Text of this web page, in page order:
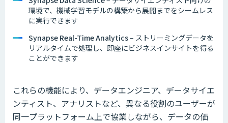
環境で、機械学習モデルの構築から展開までをシームレス
に実行できます
Synapse Real-Time Analytics– ストリーミングデータを
リアルタイムで処理し、即座にビジネスインサイトを得る
ことができます
これらの機能により、データエンジニア、データサイエ
ンティスト、アナリストなど、異なる役割のユーザーが
同一プラットフォーム上で協業しながら、データの価